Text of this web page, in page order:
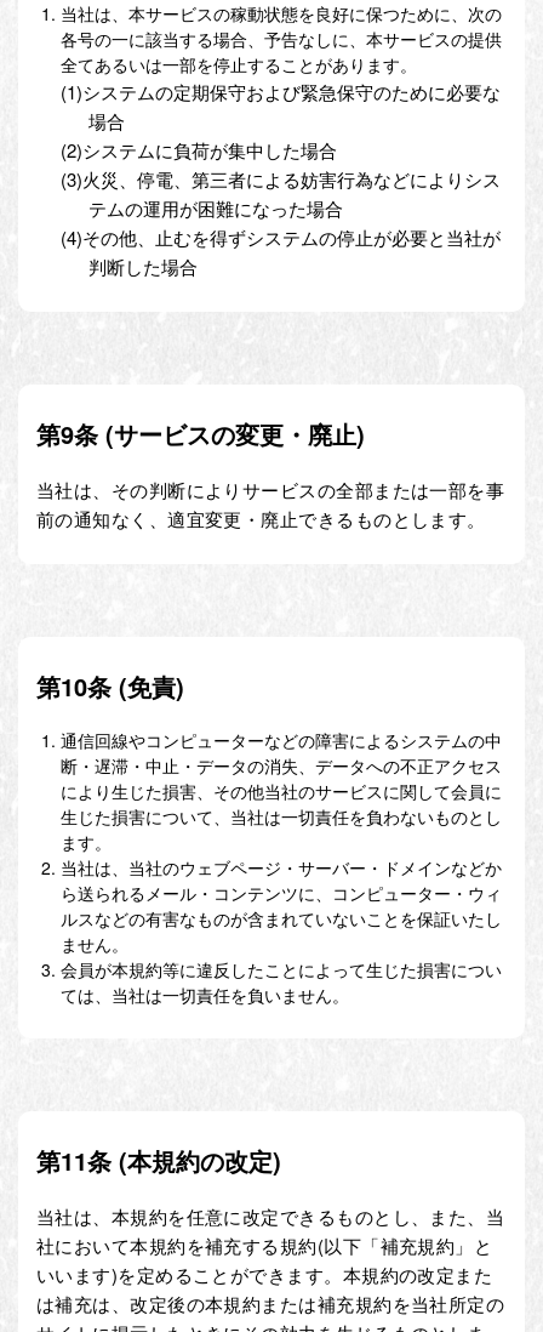
当社は、本サービスの稼動状態を良好に保つために、次の
各号の一に該当する場合、予告なしに、本サービスの提供
全てあるいは一部を停止することがあります。
(1)システムの定期保守および緊急保守のために必要な
場合
(2)システムに負荷が集中した場合
(3)火災、停電、第三者による妨害行為などによりシス
テムの運用が困難になった場合
(4)その他、止むを得ずシステムの停止が必要と当社が
判断した場合
第9条 (サービスの変更・廃止)
当社は、その判断によりサービスの全部または一部を事
前の通知なく、適宜変更・廃止できるものとします。
第10条 (免責)
通信回線やコンピューターなどの障害によるシステムの中
断・遅滞・中止・データの消失、データへの不正アクセス
により生じた損害、その他当社のサービスに関して会員に
生じた損害について、当社は一切責任を負わないものとし
ます。
当社は、当社のウェブページ・サーバー・ドメインなどか
ら送られるメール・コンテンツに、コンピューター・ウィ
ルスなどの有害なものが含まれていないことを保証いたし
ません。
会員が本規約等に違反したことによって生じた損害につい
ては、当社は一切責任を負いません。
第11条 (本規約の改定)
当社は、本規約を任意に改定できるものとし、また、当
社において本規約を補充する規約(以下「補充規約」と
いいます)を定めることができます。本規約の改定また
は補充は、改定後の本規約または補充規約を当社所定の